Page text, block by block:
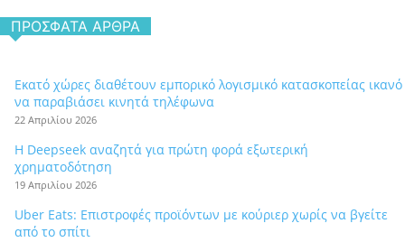
ΠΡΌΣΦΑΤΑ ΆΡΘΡΑ
Εκατό χώρες διαθέτουν εμπορικό λογισμικό κατασκοπείας ικανό
να παραβιάσει κινητά τηλέφωνα
22 Απριλίου 2026
Η Deepseek αναζητά για πρώτη φορά εξωτερική
χρηματοδότηση
19 Απριλίου 2026
Uber Eats: Επιστροφές προϊόντων με κούριερ χωρίς να βγείτε
από το σπίτι